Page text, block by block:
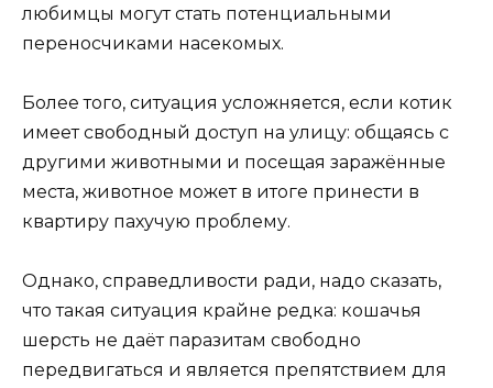
любимцы могут стать потенциальными
переносчиками насекомых.
Более того, ситуация усложняется, если котик
имеет свободный доступ на улицу: общаясь с
другими животными и посещая заражённые
места, животное может в итоге принести в
квартиру пахучую проблему.
Однако, справедливости ради, надо сказать,
что такая ситуация крайне редка: кошачья
шерсть не даёт паразитам свободно
передвигаться и является препятствием для